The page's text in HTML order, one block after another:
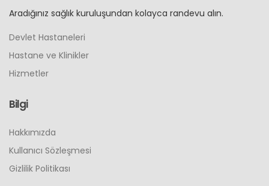
Aradığınız sağlık kuruluşundan kolayca randevu alın.
Devlet Hastaneleri
Hastane ve Klinikler
Hizmetler
Bilgi
Hakkımızda
Kullanıcı Sözleşmesi
Gizlilik Politikası